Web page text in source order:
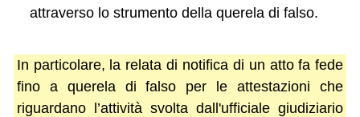
attraverso lo strumento della querela di falso.
In particolare, la relata di notifica di un atto fa fede
fino a querela di falso per le attestazioni che
riguardano l’attività svolta dall'ufficiale giudiziario